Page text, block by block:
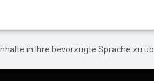
in Ihre bevorzugte Sprache zu